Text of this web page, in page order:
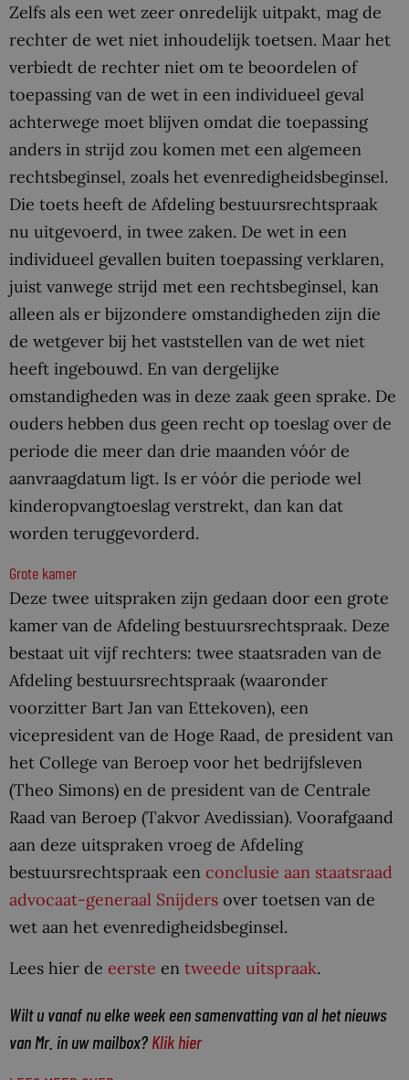
Zelfs als een wet zeer onredelijk uitpakt, mag de
rechter de wet niet inhoudelijk toetsen. Maar het
verbiedt de rechter niet om te beoordelen of
toepassing van de wet in een individueel geval
achterwege moet blijven omdat die toepassing
anders in strijd zou komen met een algemeen
rechtsbeginsel, zoals het evenredigheidsbeginsel.
Die toets heeft de Afdeling bestuursrechtspraak
nu uitgevoerd, in twee zaken. De wet in een
individueel gevallen buiten toepassing verklaren,
juist vanwege strijd met een rechtsbeginsel, kan
alleen als er bijzondere omstandigheden zijn die
de wetgever bij het vaststellen van de wet niet
heeft ingebouwd. En van dergelijke
omstandigheden was in deze zaak geen sprake. De
ouders hebben dus geen recht op toeslag over de
periode die meer dan drie maanden vóór de
aanvraagdatum ligt. Is er vóór die periode wel
kinderopvangtoeslag verstrekt, dan kan dat
worden teruggevorderd.
Grote kamer
Deze twee uitspraken zijn gedaan door een grote
kamer van de Afdeling bestuursrechtspraak. Deze
bestaat uit vijf rechters: twee staatsraden van de
Afdeling bestuursrechtspraak (waaronder
voorzitter Bart Jan van Ettekoven), een
vicepresident van de Hoge Raad, de president van
het College van Beroep voor het bedrijfsleven
(Theo Simons) en de president van de Centrale
Raad van Beroep (Takvor Avedissian). Voorafgaand
aan deze uitspraken vroeg de Afdeling
bestuursrechtspraak een conclusie aan staatsraad
advocaat-generaal Snijders over toetsen van de
wet aan het evenredigheidsbeginsel.
Lees hier de eerste en tweede uitspraak.
Wilt u vanaf nu elke week een samenvatting van al het nieuws
van Mr. in uw mailbox? Klik hier